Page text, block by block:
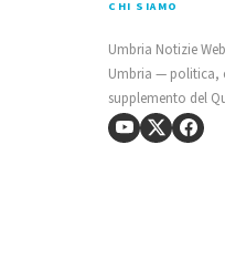
CHI SIAMO
Umbria Notizie
Umbria — politica,
supplemento del